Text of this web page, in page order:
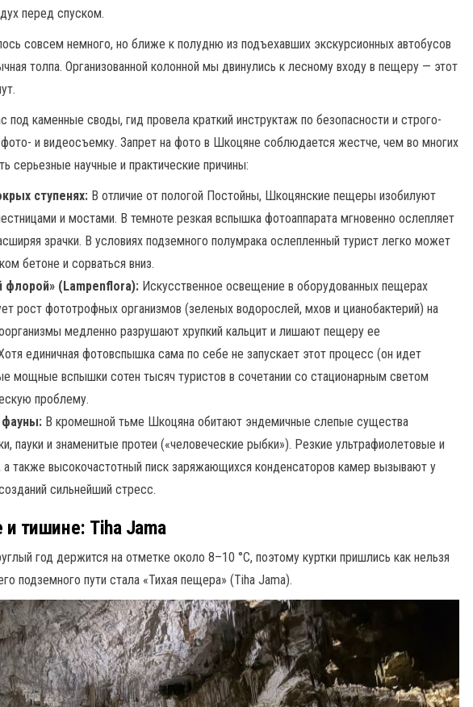
перед спуском.
совсем немного, но ближе к полудню из подъехавших экскурсионных автобусов
толпа. Организованной колонной мы двинулись к лесному входу в пещеру — этот
под каменные своды, гид провела краткий инструктаж по безопасности и строго-
и видеосъемку. Запрет на фото в Шкоцяне соблюдается жестче, чем во многих
серьезные научные и практические причины:
ступенях: В отличие от пологой Постойны, Шкоцянские пещеры изобилуют
и мостами. В темноте резкая вспышка фотоаппарата мгновенно ослепляет
зрачки. В условиях подземного полумрака ослепленный турист легко может
бетоне и сорваться вниз.
флорой» (Lampenflora): Искусственное освещение в оборудованных пещерах
рост фототрофных организмов (зеленых водорослей, мхов и цианобактерий) на
медленно разрушают хрупкий кальцит и лишают пещеру ее
единичная фотовспышка сама по себе не запускает этот процесс (он идет
мощные вспышки сотен тысяч туристов в сочетании со стационарным светом
проблему.
фауны: В кромешной тьме Шкоцяна обитают эндемичные слепые существа
пауки и знаменитые протеи («человеческие рыбки»). Резкие ультрафиолетовые и
также высокочастотный писк заряжающихся конденсаторов камер вызывают у
сильнейший стресс.
и тишине: Tiha Jama
год держится на отметке около 8–10 °C, поэтому куртки пришлись как нельзя
подземного пути стала «Тихая пещера» (Tiha Jama).